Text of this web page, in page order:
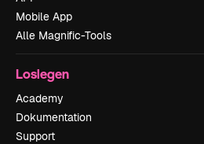
Mobile App
Alle Magnific-Tools
Loslegen
Academy
Dokumentation
Support